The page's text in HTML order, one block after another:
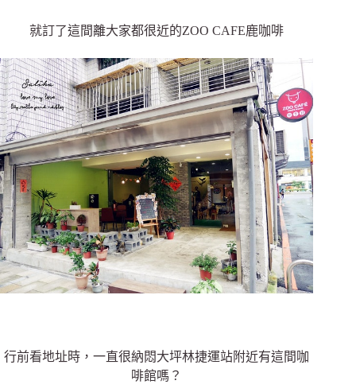
就訂了這間離大家都很近的ZOO CAFE鹿咖啡
行前看地址時，一直很納悶大坪林捷運站附近有這間咖
啡館嗎？